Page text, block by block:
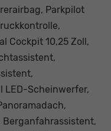
Parkpilot
Cockpit 10,25 Zoll,
LED-Scheinwerfer,
Berganfahrassistent,